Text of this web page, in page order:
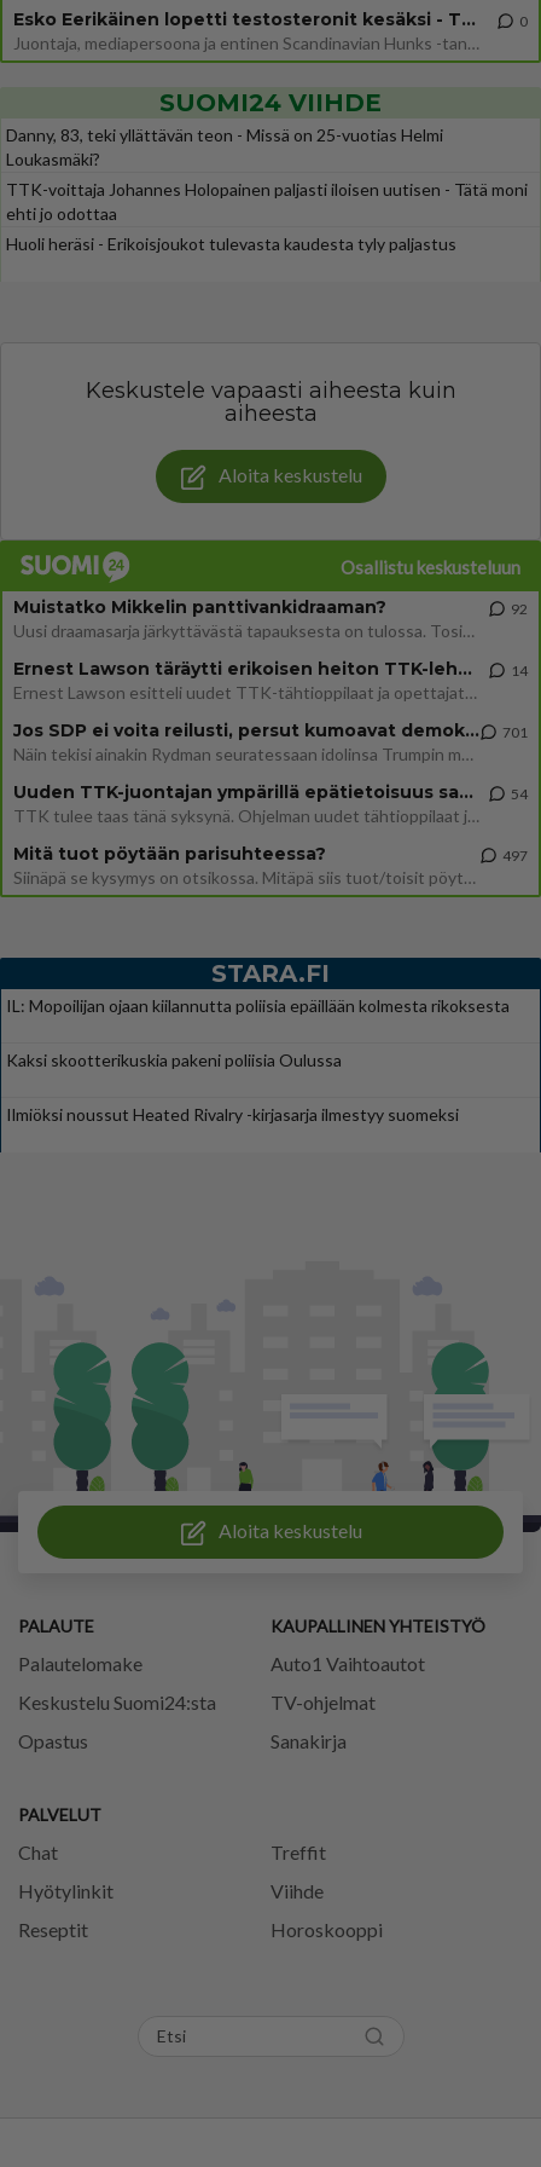
Esko Eerikäinen lopetti testosteronit kesäksi - Tämä ikävä vaikutus iski heti
Juontaja, mediapersoona ja entinen Scandinavian Hunks -tanssija Esko Eerikäinen on tunnettu avoimuudestaan. Nyt Eerikäi
0
SUOMI24 VIIHDE
Danny, 83, teki yllättävän teon - Missä on 25-vuotias Helmi
Loukasmäki?
TTK-voittaja Johannes Holopainen paljasti iloisen uutisen - Tätä moni
ehti jo odottaa
Huoli heräsi - Erikoisjoukot tulevasta kaudesta tyly paljastus
Keskustele vapaasti aiheesta kuin
aiheesta
Aloita keskustelu
Osallistu keskusteluun
Muistatko Mikkelin panttivankidraaman?
Uusi draamasarja järkyttävästä tapauksesta on tulossa. Tositapahtumiin perustuva sarja ammentaa vuoden 1986 Mikkelin pan
92
Ernest Lawson täräytti erikoisen heiton TTK-lehdistötilaisuudessa: " Onko tässä tarkoituksena...?"
Ernest Lawson esitteli uudet TTK-tähtioppilaat ja opettajat torstaina 6.8. lehdistölle. Tulevalla kaudella on yksi hausk
14
Jos SDP ei voita reilusti, persut kumoavat demokratian Suomesta
Näin tekisi ainakin Rydman seuratessaan idolinsa Trumpin mallia https://www.is.fi/politiikka/art-2000012187244.html
701
Uuden TTK-juontajan ympärillä epätietoisuus sakenee - Nyt MTV hämmentää soppaa
TTK tulee taas tänä syksynä. Ohjelman uudet tähtioppilaat julkistetaan torstaina 6. elokuuta klo 14 alkavassa lehdistö
54
Mitä tuot pöytään parisuhteessa?
Siinäpä se kysymys on otsikossa. Mitäpä siis tuot/toisit pöytään parisuhteessa? Oletko mies vai nainen? Koetko sen mitä
497
STARA.FI
IL: Mopoilijan ojaan kiilannutta poliisia epäillään kolmesta rikoksesta
Kaksi skootterikuskia pakeni poliisia Oulussa
Ilmiöksi noussut Heated Rivalry -kirjasarja ilmestyy suomeksi
Aloita keskustelu
PALAUTE
Palautelomake
Keskustelu Suomi24:sta
Opastus
PALVELUT
Chat
Treffit
Hyötylinkit
Viihde
Reseptit
Horoskooppi
KAUPALLINEN YHTEISTYÖ
Auto1 Vaihtoautot
TV-ohjelmat
Sanakirja